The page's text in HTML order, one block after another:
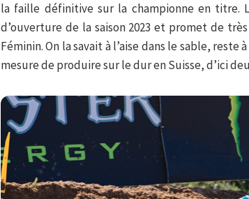
la faille définitive sur la championne en titre.
d’ouverture de la saison 2023 et promet de
Féminin. On la savait à l’aise dans le sable,
mesure de produire sur le dur en Suisse, d’ici